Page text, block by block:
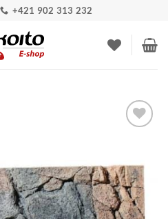
+421 902 313 232
obľúbených!